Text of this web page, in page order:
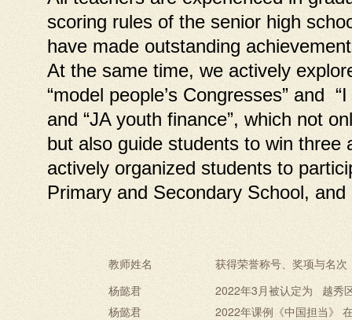
scoring rules of the senior high
have made outstanding
At the same time, we actively
“model people’s Congresses” and
and “JA youth finance”, which not
but also guide students to win
actively organized students to
Primary and Secondary School,
教师姓名
获得荣誉称号、奖项与名次
杨懿君
2022年3月被认定为 越秀
杨懿君
2022年课例《中国担当》